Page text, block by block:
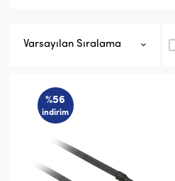
Varsayılan Sıralama
%56
indirim